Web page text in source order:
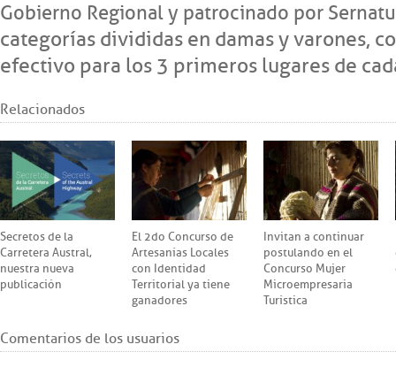
Gobierno Regional y patrocinado por
categorías divididas en damas y varones,
efectivo para los 3 primeros lugares de
Relacionados
Secretos de la
Carretera Austral,
nuestra nueva
publicación
El 2do Concurso de
Artesanías Locales
con Identidad
Territorial ya tiene
ganadores
Invitan a continuar
postulando en el
Concurso Mujer
Microempresaria
Turística
Comentarios de los usuarios